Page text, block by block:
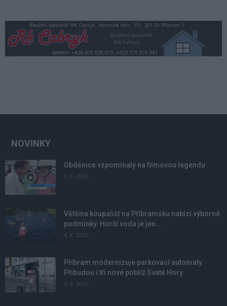
NOVINKY
Obděnice vzpomínaly na filmovou legendu
6. 8. 2026
Většina koupališť na Příbramsku nabízí výborné
podmínky. Horší voda je jen...
4. 8. 2026
Příbram modernizuje parkovací automaty.
Přibudou i tři nové poblíž Svaté Hory
3. 8. 2026